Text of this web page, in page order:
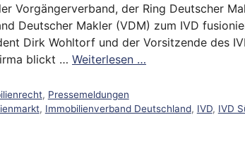
Vorgängerverband, der Ring Deutscher
Deutscher Makler (VDM) zum IVD
Dirk Wohltorf und der Vorsitzende des
blickt … Weiterlesen …
, Pressemeldungen
, Immobilienverband Deutschland, IVD, IVD